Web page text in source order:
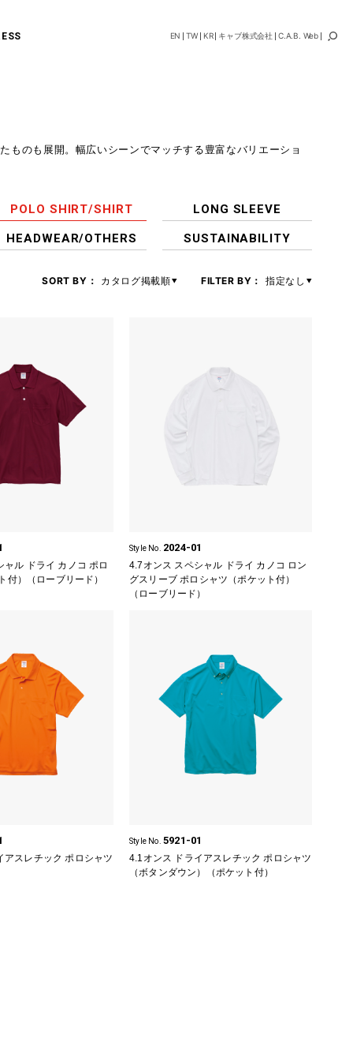
EN TW KR キャブ株式会社 C.A.B. Web
ものも展開。幅広いシーンでマッチする豊富なバリエーショ
POLO SHIRT/SHIRT LONG SLEEVE
HEADWEAR/OTHERS SUSTAINABILITY
SORT BY： カタログ掲載順 FILTER BY： 指定なし
ャル ドライ カノコ ポロ
付）（ローブリード）
Style No. 2024-01
4.7オンス スペシャル ドライ カノコ ロン
グスリーブ ポロシャツ（ポケット付）
（ローブリード）
アスレチック ポロシャツ
Style No. 5921-01
4.1オンス ドライアスレチック ポロシャツ
（ボタンダウン）（ポケット付）